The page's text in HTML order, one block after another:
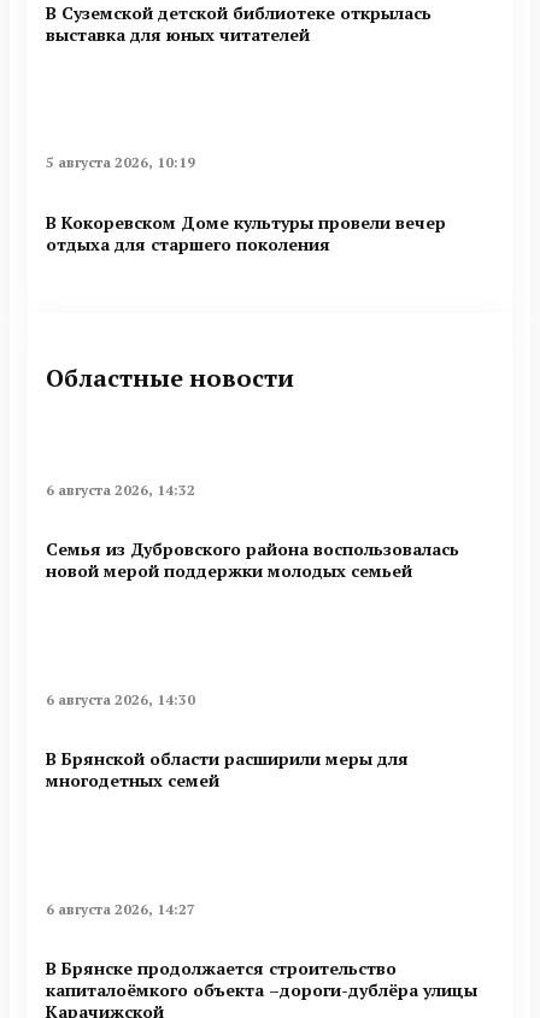
В Суземской детской библиотеке открылась
выставка для юных читателей
5 августа 2026, 10:19
В Кокоревском Доме культуры провели вечер
отдыха для старшего поколения
Областные новости
6 августа 2026, 14:32
Семья из Дубровского района воспользовалась
новой мерой поддержки молодых семьей
6 августа 2026, 14:30
В Брянской области расширили меры для
многодетных семей
6 августа 2026, 14:27
В Брянске продолжается строительство
капиталоёмкого объекта –дороги-дублёра улицы
Карачижской